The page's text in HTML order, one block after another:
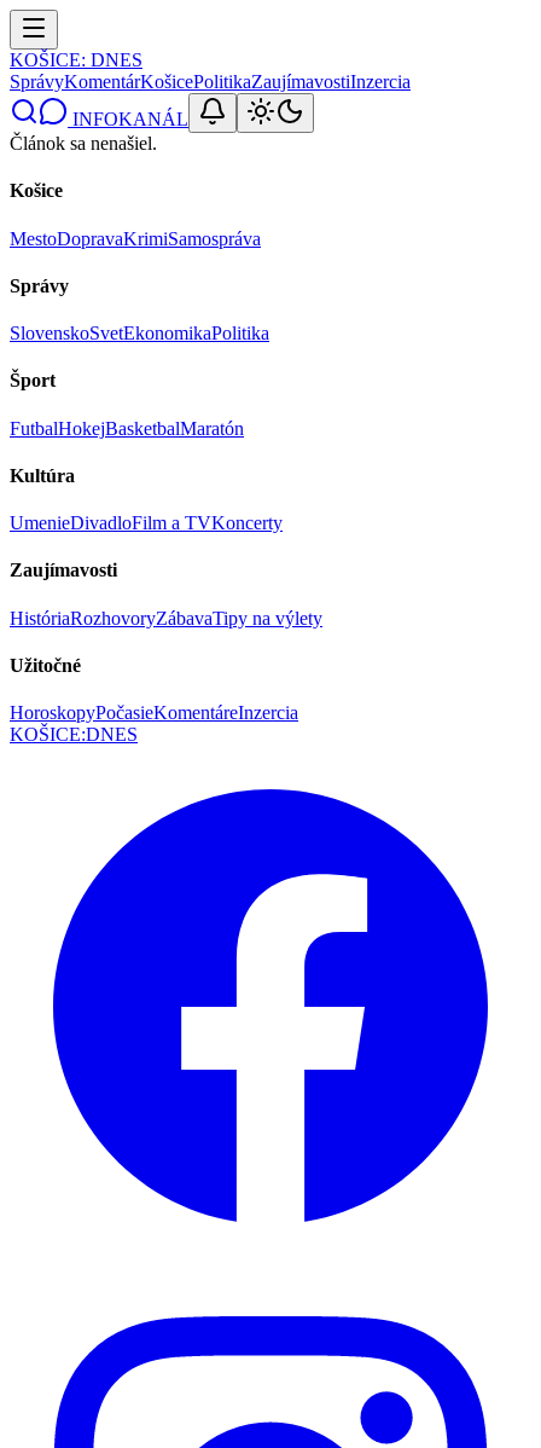
KOŠICE: DNES
SprávyKomentárKošicePolitikaZaujímavostiInzercia
INFOKANÁL
Článok sa nenašiel.
Košice
MestoDopravaKrimiSamospráva
Správy
SlovenskoSvetEkonomikaPolitika
Šport
FutbalHokejBasketbalMaratón
Kultúra
UmenieDivadloFilm a TVKoncerty
Zaujímavosti
HistóriaRozhovoryZábavaTipy na výlety
Užitočné
HoroskopyPočasieKomentáreInzercia
KOŠICE:DNES